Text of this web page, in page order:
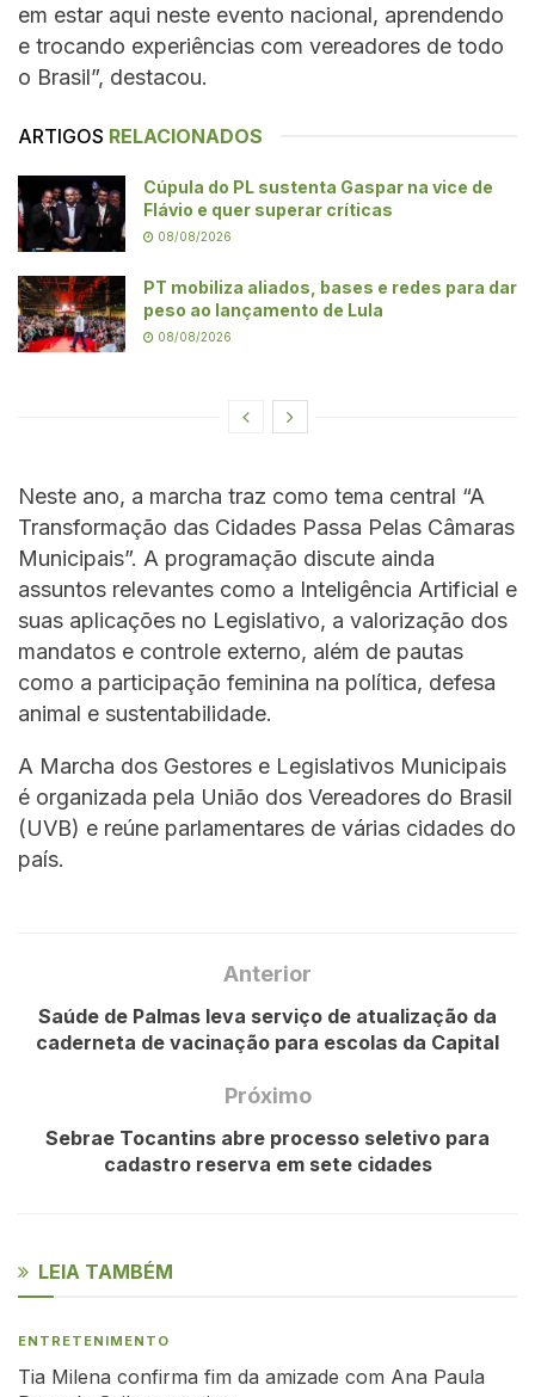
em estar aqui neste evento nacional, aprendendo
e trocando experiências com vereadores de todo
o Brasil”, destacou.
ARTIGOS RELACIONADOS
Cúpula do PL sustenta Gaspar na vice de
Flávio e quer superar críticas
08/08/2026
PT mobiliza aliados, bases e redes para dar
peso ao lançamento de Lula
08/08/2026
Neste ano, a marcha traz como tema central “A
Transformação das Cidades Passa Pelas Câmaras
Municipais”. A programação discute ainda
assuntos relevantes como a Inteligência Artificial e
suas aplicações no Legislativo, a valorização dos
mandatos e controle externo, além de pautas
como a participação feminina na política, defesa
animal e sustentabilidade.
A Marcha dos Gestores e Legislativos Municipais
é organizada pela União dos Vereadores do Brasil
(UVB) e reúne parlamentares de várias cidades do
país.
Anterior
Saúde de Palmas leva serviço de atualização da
caderneta de vacinação para escolas da Capital
Próximo
Sebrae Tocantins abre processo seletivo para
cadastro reserva em sete cidades
LEIA TAMBÉM
ENTRETENIMENTO
Tia Milena confirma fim da amizade com Ana Paula